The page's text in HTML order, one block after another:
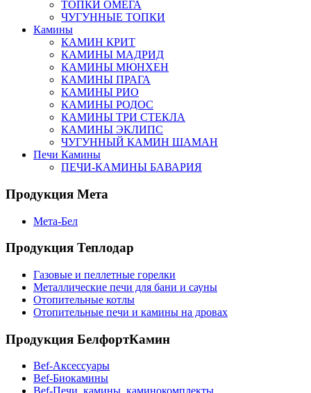
ТОПКИ ОМЕГА
ЧУГУННЫЕ ТОПКИ
Камины
КАМИН КРИТ
КАМИНЫ МАДРИД
КАМИНЫ МЮНХЕН
КАМИНЫ ПРАГА
КАМИНЫ РИО
КАМИНЫ РОДОС
КАМИНЫ ТРИ СТЕКЛА
КАМИНЫ ЭКЛИПС
ЧУГУННЫЙ КАМИН ШАМАН
Печи Камины
ПЕЧИ-КАМИНЫ БАВАРИЯ
Продукция Мета
Мета-Бел
Продукция Теплодар
Газовые и пеллетные горелки
Металлические печи для бани и сауны
Отопительные котлы
Отопительные печи и камины на дровах
Продукция БелфортКамин
Bef-Аксессуары
Bef-Биокамины